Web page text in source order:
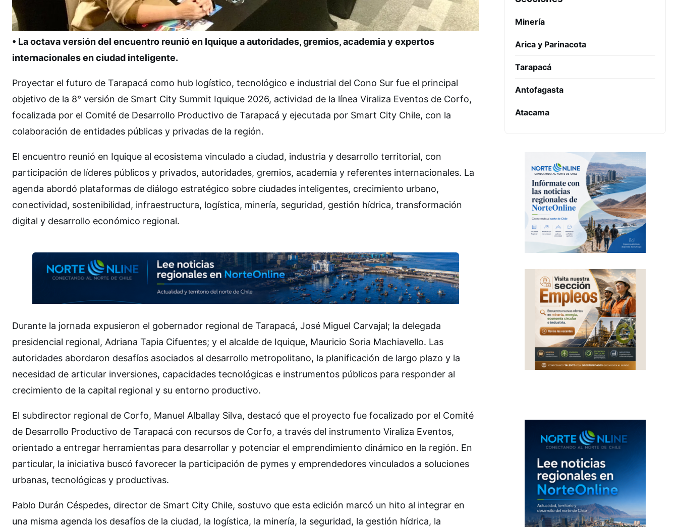
• La octava versión del encuentro reunió en Iquique a autoridades, gremios, academia y expertos
internacionales en ciudad inteligente.
Proyectar el futuro de Tarapacá como hub logístico, tecnológico e industrial del Cono Sur fue el principal
objetivo de la 8° versión de Smart City Summit Iquique 2026, actividad de la línea Viraliza Eventos de Corfo,
focalizada por el Comité de Desarrollo Productivo de Tarapacá y ejecutada por Smart City Chile, con la
colaboración de entidades públicas y privadas de la región.
El encuentro reunió en Iquique al ecosistema vinculado a ciudad, industria y desarrollo territorial, con
participación de líderes públicos y privados, autoridades, gremios, academia y referentes internacionales. La
agenda abordó plataformas de diálogo estratégico sobre ciudades inteligentes, crecimiento urbano,
conectividad, sostenibilidad, infraestructura, logística, minería, seguridad, gestión hídrica, transformación
digital y desarrollo económico regional.
Durante la jornada expusieron el gobernador regional de Tarapacá, José Miguel Carvajal; la delegada
presidencial regional, Adriana Tapia Cifuentes; y el alcalde de Iquique, Mauricio Soria Machiavello. Las
autoridades abordaron desafíos asociados al desarrollo metropolitano, la planificación de largo plazo y la
necesidad de articular inversiones, capacidades tecnológicas e instrumentos públicos para responder al
crecimiento de la capital regional y su entorno productivo.
El subdirector regional de Corfo, Manuel Alballay Silva, destacó que el proyecto fue focalizado por el Comité
de Desarrollo Productivo de Tarapacá con recursos de Corfo, a través del instrumento Viraliza Eventos,
orientado a entregar herramientas para desarrollar y potenciar el emprendimiento dinámico en la región. En
particular, la iniciativa buscó favorecer la participación de pymes y emprendedores vinculados a soluciones
urbanas, tecnológicas y productivas.
Pablo Durán Céspedes, director de Smart City Chile, sostuvo que esta edición marcó un hito al integrar en
una misma agenda los desafíos de la ciudad, la logística, la minería, la seguridad, la gestión hídrica, la
Minería
Arica y Parinacota
Tarapacá
Antofagasta
Atacama